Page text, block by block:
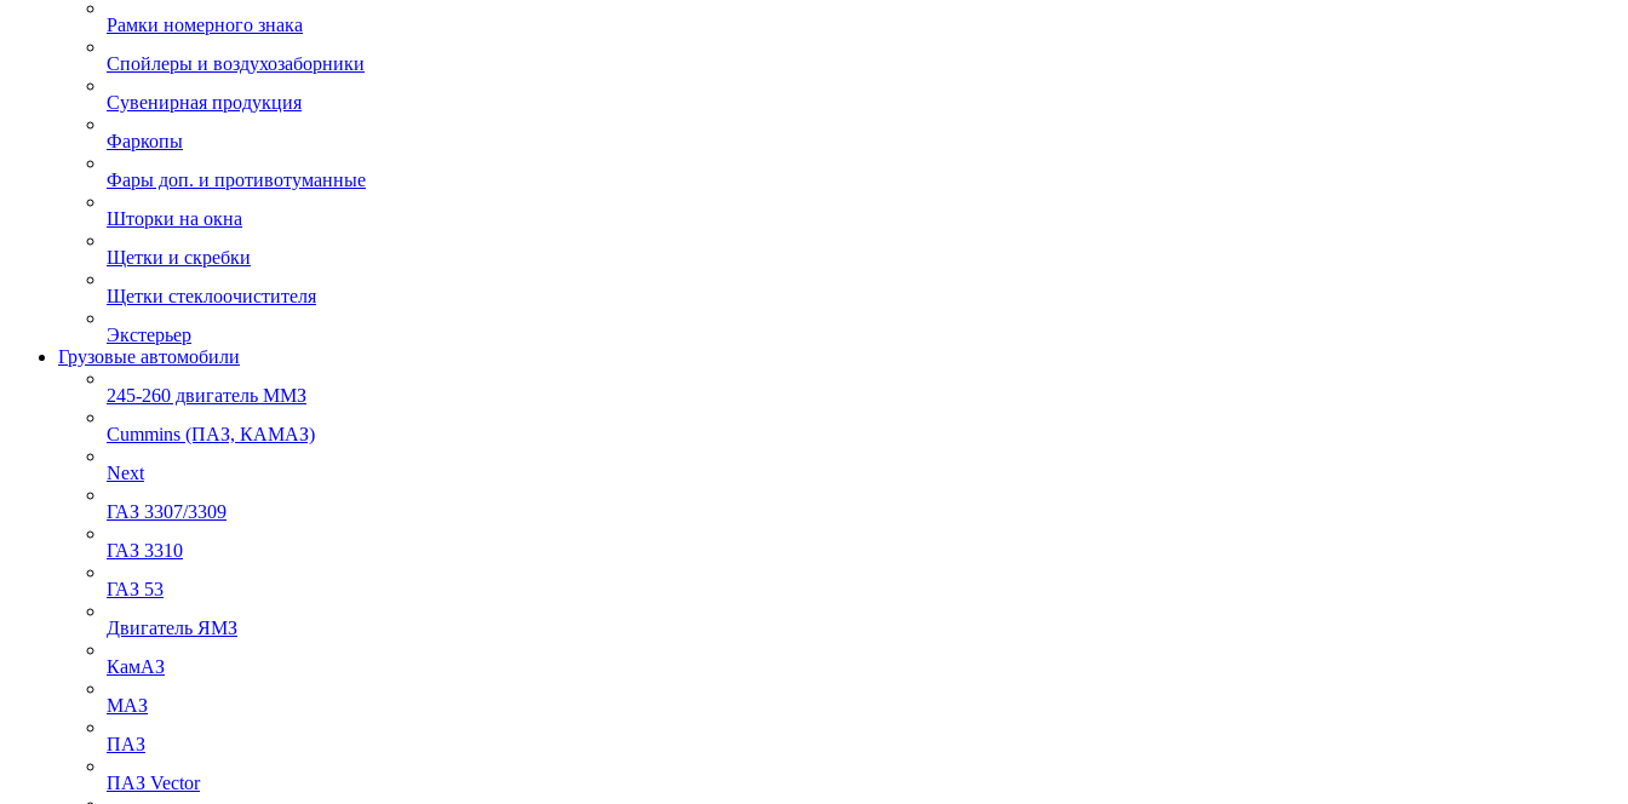
Рамки номерного знака
Спойлеры и воздухозаборники
Сувенирная продукция
Фаркопы
Фары доп. и противотуманные
Шторки на окна
Щетки и скребки
Щетки стеклоочистителя
Экстерьер
Грузовые автомобили
245-260 двигатель ММЗ
Cummins (ПАЗ, КАМАЗ)
Next
ГАЗ 3307/3309
ГАЗ 3310
ГАЗ 53
Двигатель ЯМЗ
КамАЗ
МАЗ
ПАЗ
ПАЗ Vector